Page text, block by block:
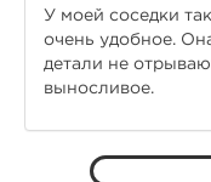
У моей соседки
очень удобное.
детали не
выносливое.